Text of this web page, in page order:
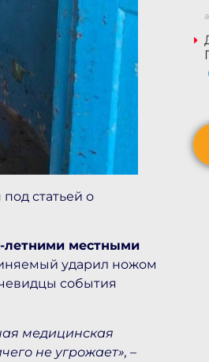
статьей о
летними местными
ударил ножом
события
медицинская
не угрожает», –